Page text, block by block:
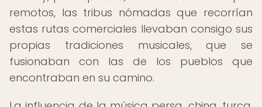
remotos, las tribus nómadas que recorrían
estas rutas comerciales llevaban consigo sus
propias tradiciones musicales, que se
fusionaban con las de los pueblos que
encontraban en su camino.